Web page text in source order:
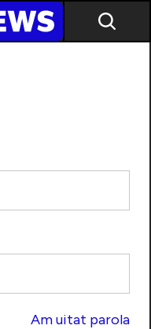
Am uitat parola